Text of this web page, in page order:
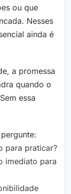
ou que
Nesses
ainda é
a promessa
quando o
essa
para praticar?
imediato para